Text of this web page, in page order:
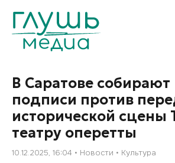
В Саратове собирают
подписи против
исторической сцены
театру оперетты
10.12.2025, 16:04 Новости Культура